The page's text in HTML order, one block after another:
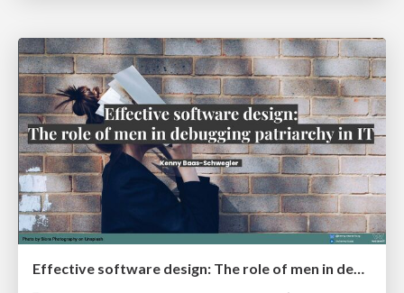
Effective software design: The role of men in debugging patriarchy in IT @ Voxxed Days AMS